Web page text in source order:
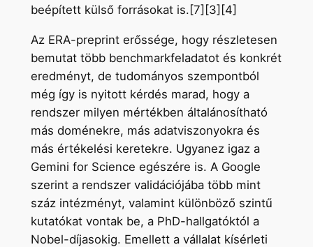
beépített külső forrásokat is.[7][3][4]
Az ERA-preprint erőssége, hogy részletesen
bemutat több benchmarkfeladatot és konkrét
eredményt, de tudományos szempontból
még így is nyitott kérdés marad, hogy a
rendszer milyen mértékben általánosítható
más doménekre, más adatviszonyokra és
más értékelési keretekre. Ugyanez igaz a
Gemini for Science egészére is. A Google
szerint a rendszer validációjába több mint
száz intézményt, valamint különböző szintű
kutatókat vontak be, a PhD-hallgatóktól a
Nobel-díjasokig. Emellett a vállalat kísérleti